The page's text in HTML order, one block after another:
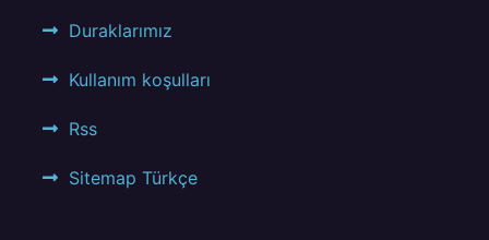
Duraklarımız
Kullanım koşulları
Rss
Sitemap Türkçe